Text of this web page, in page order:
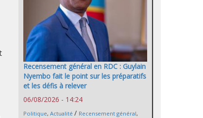
Recensement général en RDC : Guylain
Nyembo fait le point sur les préparatifs
et les défis à relever
06/08/2026 - 14:24
Politique, Actualité / Recensement général,